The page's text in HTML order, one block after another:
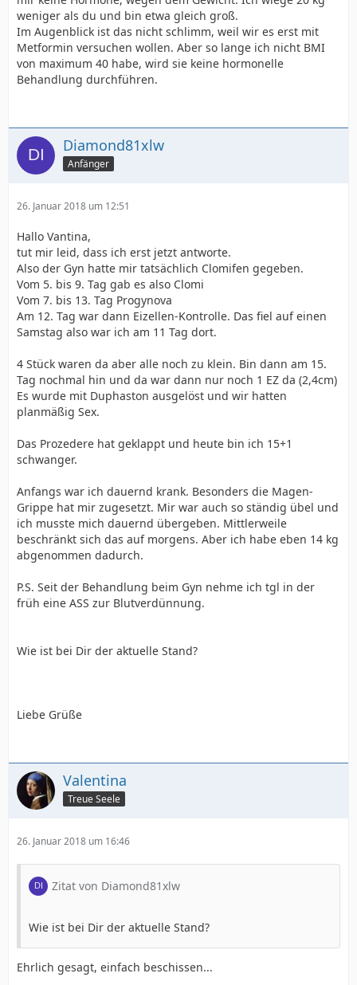
weniger als du und bin etwa gleich groß.
Im Augenblick ist das nicht schlimm, weil wir es erst mit
Metformin versuchen wollen. Aber so lange ich nicht BMI
von maximum 40 habe, wird sie keine hormonelle
Behandlung durchführen.
Diamond81xlw
Anfänger
26. Januar 2018 um 12:51
Hallo Vantina,
tut mir leid, dass ich erst jetzt antworte.
Also der Gyn hatte mir tatsächlich Clomifen gegeben.
Vom 5. bis 9. Tag gab es also Clomi
Vom 7. bis 13. Tag Progynova
Am 12. Tag war dann Eizellen-Kontrolle. Das fiel auf einen
Samstag also war ich am 11 Tag dort.
4 Stück waren da aber alle noch zu klein. Bin dann am 15.
Tag nochmal hin und da war dann nur noch 1 EZ da (2,4cm)
Es wurde mit Duphaston ausgelöst und wir hatten
planmäßig Sex.
Das Prozedere hat geklappt und heute bin ich 15+1
schwanger.
Anfangs war ich dauernd krank. Besonders die Magen-
Grippe hat mir zugesetzt. Mir war auch so ständig übel und
ich musste mich dauernd übergeben. Mittlerweile
beschränkt sich das auf morgens. Aber ich habe eben 14 kg
abgenommen dadurch.
P.S. Seit der Behandlung beim Gyn nehme ich tgl in der
früh eine ASS zur Blutverdünnung.
Wie ist bei Dir der aktuelle Stand?
Liebe Grüße
Valentina
Treue Seele
26. Januar 2018 um 16:46
Zitat von Diamond81xlw
Wie ist bei Dir der aktuelle Stand?
Ehrlich gesagt, einfach beschissen...